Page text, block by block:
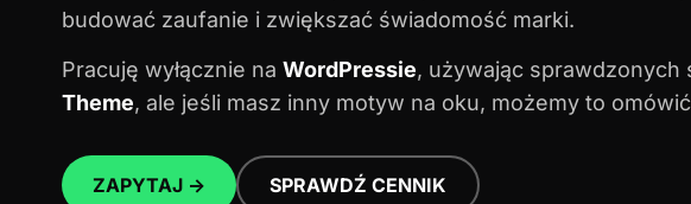
budować zaufanie i zwiększać świadomość marki.
Pracuję wyłącznie na WordPressie, używając sprawdzonych
Theme, ale jeśli masz inny motyw na oku, możemy to
ZAPYTAJ → SPRAWDŹ CENNIK